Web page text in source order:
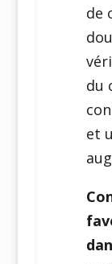
de
du
et